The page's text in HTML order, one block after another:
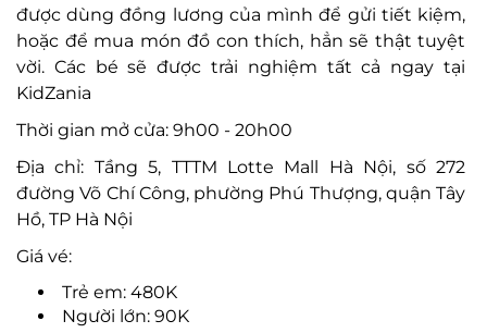
được dùng đồng lương của mình để gửi tiết kiệm,
hoặc để mua món đồ con thích, hẳn sẽ thật tuyệt
vời. Các bé sẽ được trải nghiệm tất cả ngay tại
KidZania
Thời gian mở cửa: 9h00 - 20h00
Địa chỉ: Tầng 5, TTTM Lotte Mall Hà Nội, số 272
đường Võ Chí Công, phường Phú Thượng, quận Tây
Hồ, TP Hà Nội
Giá vé:
Trẻ em: 480K
Người lớn: 90K